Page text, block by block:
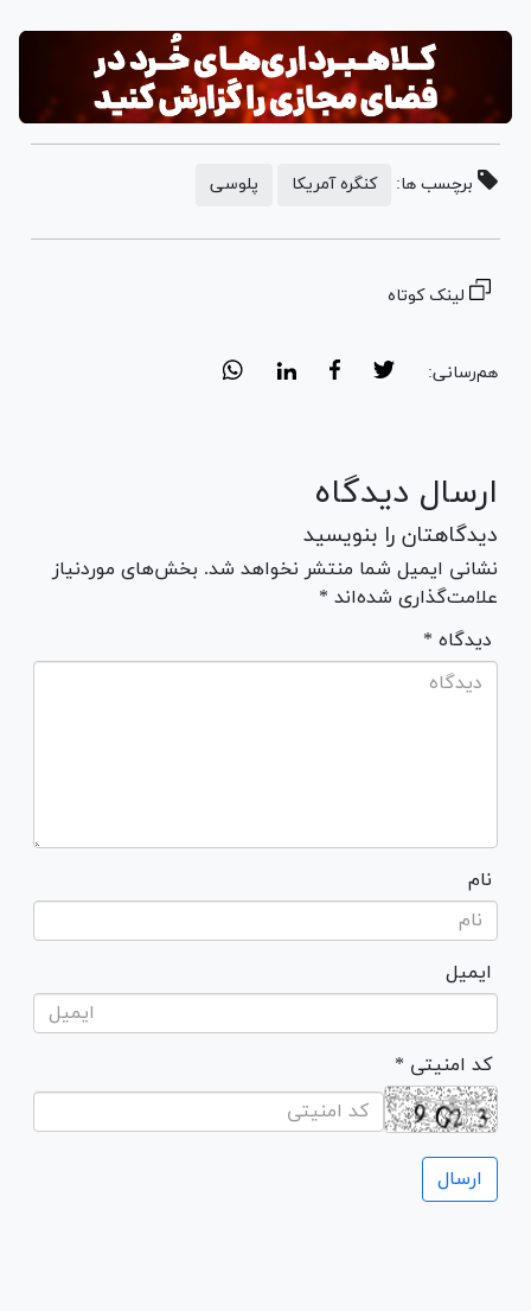
برچسب ها: کنگره آمریکا پلوسی
لینک کوتاه
هم‌رسانی:
ارسال دیدگاه
دیدگاهتان را بنویسید
نشانی ایمیل شما منتشر نخواهد شد. بخش‌های موردنیاز
علامت‌گذاری شده‌اند *
* دیدگاه
نام
ایمیل
* کد امنیتی